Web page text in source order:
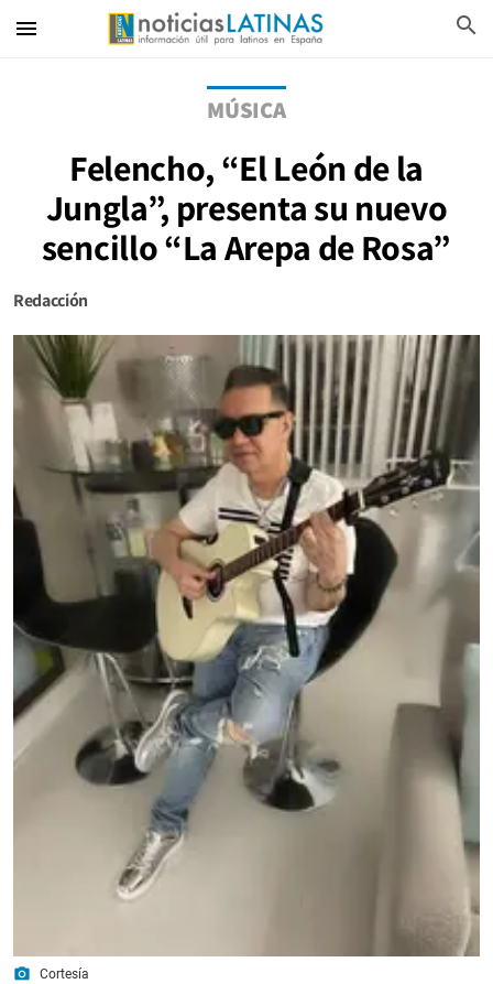
menu search
MÚSICA
Felencho, “El León de la
Jungla”, presenta su nuevo
sencillo “La Arepa de Rosa”
Redacción
photo_camera Cortesía